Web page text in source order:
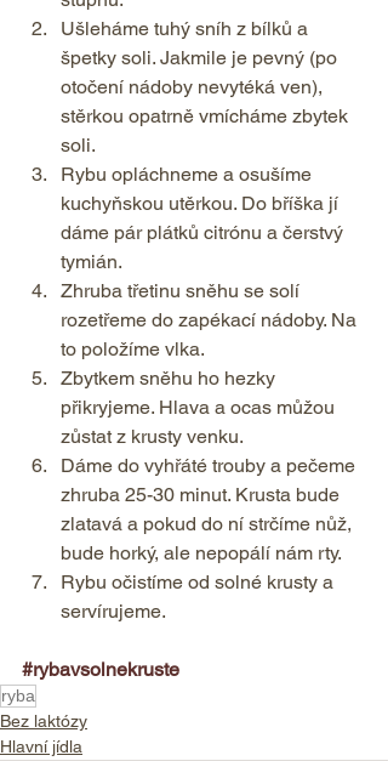
Ušleháme tuhý sníh z bílků a
špetky soli. Jakmile je pevný (po
otočení nádoby nevytéká ven),
stěrkou opatrně vmícháme zbytek
soli.
Rybu opláchneme a osušíme
kuchyňskou utěrkou. Do bříška jí
dáme pár plátků citrónu a čerstvý
tymián.
Zhruba třetinu sněhu se solí
rozetřeme do zapékací nádoby. Na
to položíme vlka.
Zbytkem sněhu ho hezky
přikryjeme. Hlava a ocas můžou
zůstat z krusty venku.
Dáme do vyhřáté trouby a pečeme
zhruba 25-30 minut. Krusta bude
zlatavá a pokud do ní strčíme nůž,
bude horký, ale nepopálí nám rty.
Rybu očistíme od solné krusty a
servírujeme.
#rybavsolnekruste
ryba
Bez laktózy
Hlavní jídla